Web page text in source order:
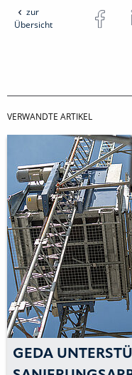
zur
Übersicht
VERWANDTE ARTIKEL
GEDA